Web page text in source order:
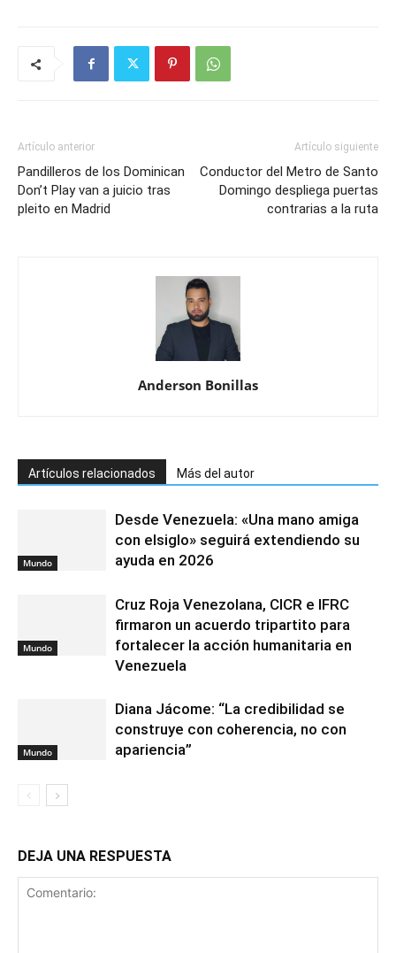
Artículo anterior
Pandilleros de los Dominican
Don’t Play van a juicio tras
pleito en Madrid
Artículo siguiente
Conductor del Metro de Santo
Domingo despliega puertas
contrarias a la ruta
Anderson Bonillas
Artículos relacionados Más del autor
Mundo
Desde Venezuela: «Una mano amiga
con elsiglo» seguirá extendiendo su
ayuda en 2026
Mundo
Cruz Roja Venezolana, CICR e IFRC
firmaron un acuerdo tripartito para
fortalecer la acción humanitaria en
Venezuela
Mundo
Diana Jácome: “La credibilidad se
construye con coherencia, no con
apariencia”
DEJA UNA RESPUESTA